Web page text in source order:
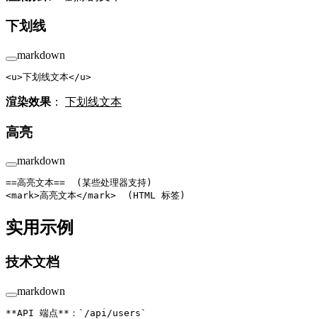
下划线
markdown
<u>下划线文本</u>
渲染效果 ： 下划线文本
高亮
markdown
==高亮文本==  (某些处理器支持)
<mark>高亮文本</mark>  (HTML 标签)
实用示例
技术文档
markdown
**API 端点** ： `/api/users`